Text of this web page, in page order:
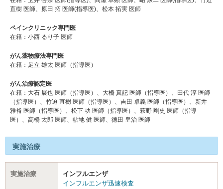
直樹 医師、原田 拓 医師(指導医)、松本 拓実 医師
ペインクリニック専門医
在籍：小西 るり子 医師
がん薬物療法専門医
在籍：足立 雄太 医師（指導医）
がん治療認定医
在籍：⼤⽯ 展也 医師（指導医）、⼤橋 真記 医師（指導医）、⽥代 淳 医師
（指導医）、⽵迫 直樹 医師（指導医）、吉⽥ 卓義 医師（指導医）、新井
雅裕 医師（指導医）、松下 功 医師（指導医）、萩野 剛史 医師（指導
医）、高橋 太郎 医師、帖地 健 医師、德⽥ 皇治 医師
実施治療
実施治療
インフルエンザ
インフルエンザ迅速検査